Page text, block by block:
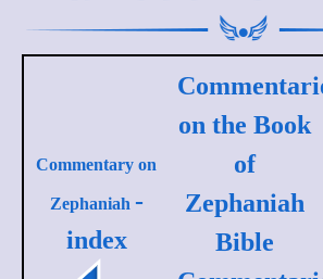
Commentary on
Zephaniah -
index
on the Book
of
Zephaniah
Bible